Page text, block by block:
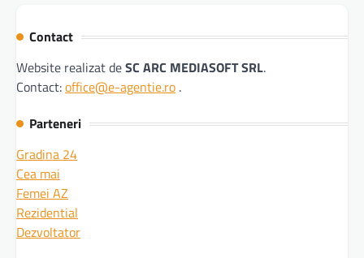
Contact
Website realizat deSC ARC MEDIASOFT SRL.
Contact:office@e-agentie.ro .
Parteneri
Gradina 24
Cea mai
Femei AZ
Rezidential
Dezvoltator